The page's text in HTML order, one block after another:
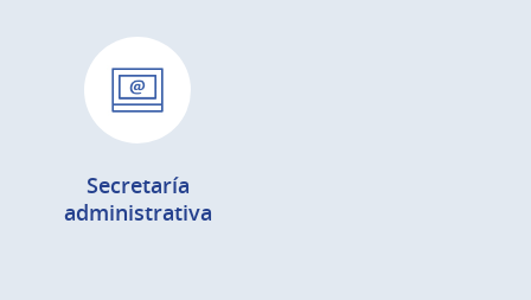
Secretaría
administrativa